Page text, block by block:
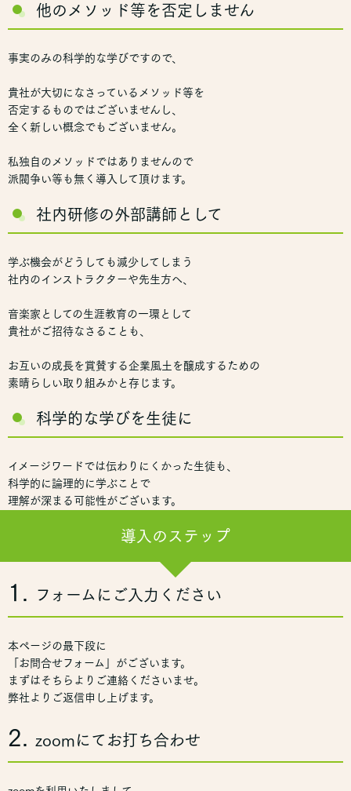
他のメソッド等を否定しません
事実のみの科学的な学びですので、
貴社が大切になさっているメソッド等を
否定するものではございませんし、
全く新しい概念でもございません。
私独自のメソッドではありませんので
派閥争い等も無く導入して頂けます。
社内研修の外部講師として
学ぶ機会がどうしても減少してしまう
社内のインストラクターや先生方へ、
音楽家としての生涯教育の一環として
貴社がご招待なさることも、
お互いの成長を賞賛する企業風土を醸成するための
素晴らしい取り組みかと存じます。
科学的な学びを生徒に
イメージワードでは伝わりにくかった生徒も、
科学的に論理的に学ぶことで
理解が深まる可能性がございます。
導入のステップ
1. フォームにご入力ください
本ページの最下段に
「お問合せフォーム」がございます。
まずはそちらよりご連絡くださいませ。
弊社よりご返信申し上げます。
2. zoomにてお打ち合わせ